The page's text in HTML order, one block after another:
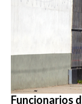
Funcionarios